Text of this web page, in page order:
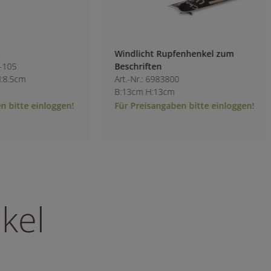
Windlicht Rupfenhenkel zum
Beschriften
Art.-Nr.: 6983800
Für Preisangaben bitte einloggen!
Kerzenteller
Für